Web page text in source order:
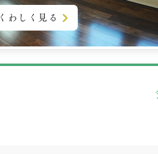
くわしく見る